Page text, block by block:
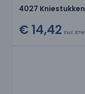
4027 Kniestukken
€ 14,42 Excl. BTW